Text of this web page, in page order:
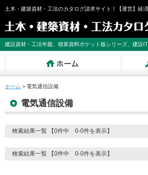
土木・建築資材・工法のカタログ請求サイト！【運営】経
建設資材・工法年鑑、積算資料ポケット版シリーズ、建設
ホーム > 電気通信設備
電気通信設備
検索結果一覧 【0件中 0-0件を表示】
検索結果一覧 【0件中 0-0件を表示】